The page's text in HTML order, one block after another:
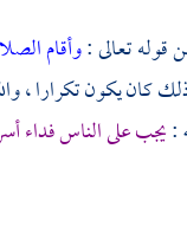
تعالى :وأقام
كان يكون تكرارا ،
:يجب على الناس فداء